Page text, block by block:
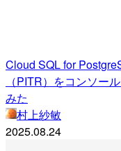
Cloud SQL for
（PITR）をコンソー
みた
村上紗敏
2025.08.24